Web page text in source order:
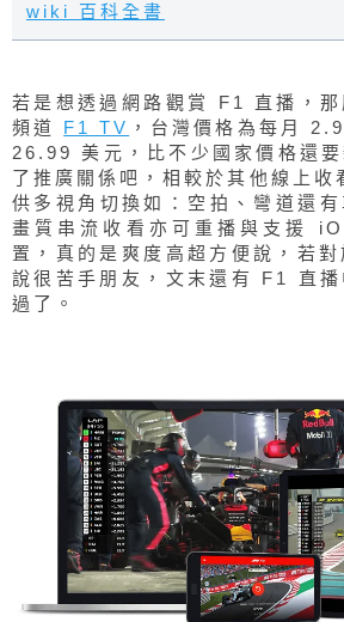
wiki 百科全書
若是想透過網路觀賞 F1 直播，那
頻道 F1 TV ，台灣價格為每月
26.99 美元，比不少國家價格還
了推廣關係吧，相較於其他線上
供多視角切換如：空拍、彎道還
畫質串流收看亦可重播與支援
置，真的是爽度高超方便說，若
說很苦手朋友，文末還有 F1 直
過了。